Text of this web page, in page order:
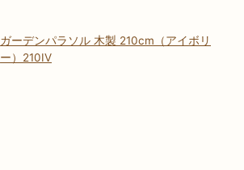
ガーデンパラソル 木製 210cm（アイボリ
ー）210IV